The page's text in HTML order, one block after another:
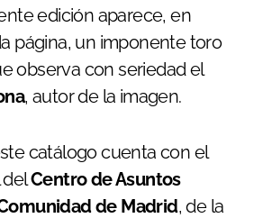
edición aparece, en
página, un imponente toro
observa con seriedad el
, autor de la imagen.
catálogo cuenta con el
delCentro de Asuntos
de Madrid, de la